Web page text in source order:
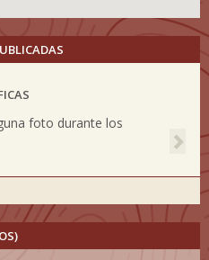
foto durante los